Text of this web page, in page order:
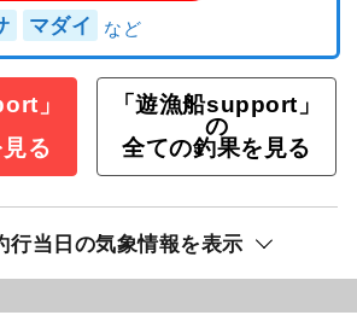
マダイ
」
る
「遊漁船support」
の
全ての釣果を見る
行当日の気象情報を表示